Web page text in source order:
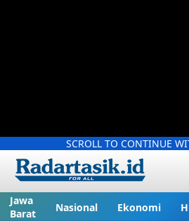
SCROLL TO CONTINUE
Jawa
Barat
Nasional Ekonomi